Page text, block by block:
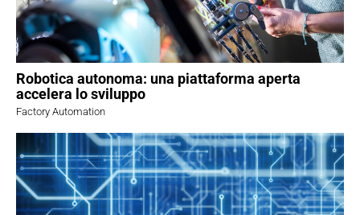
Robotica autonoma: una piattaforma aperta
accelera lo sviluppo
Factory Automation